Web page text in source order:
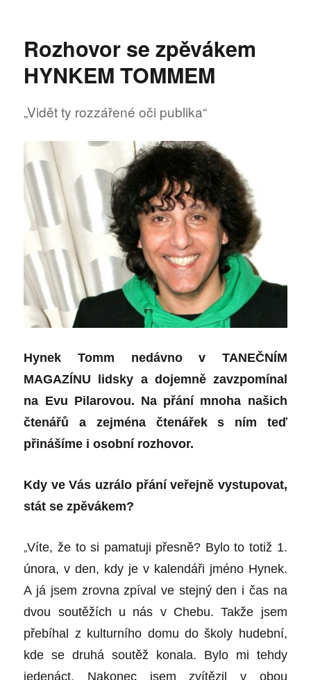
Nejvíce
hasič
Rozhovor se zpěvákem
HYNKEM TOMMEM
„Vidět ty rozzářené oči publika“
Hynek Tomm nedávno v TANEČNÍM
MAGAZÍNU lidsky a dojemně zavzpomínal
na Evu Pilarovou. Na přání mnoha našich
čtenářů a zejména čtenářek s ním teď
přinášíme i osobní rozhovor.
Kdy ve Vás uzrálo přání veřejně vystupovat,
stát se zpěvákem?
„Víte, že to si pamatuji přesně? Bylo to totiž 1.
února, v den, kdy je v kalendáři jméno Hynek.
A já jsem zrovna zpíval ve stejný den i čas na
dvou soutěžích u nás v Chebu. Takže jsem
přebíhal z kulturního domu do školy hudební,
kde se druhá soutěž konala. Bylo mi tehdy
jedenáct. Nakonec jsem zvítězil v obou